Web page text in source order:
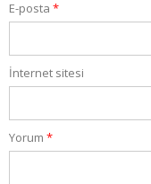
E-posta *
İnternet sitesi
Yorum *